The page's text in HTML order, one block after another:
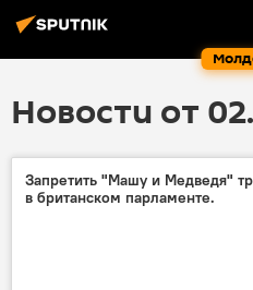
Новости от
Запретить "Машу и Медведя"
в британском парламенте.